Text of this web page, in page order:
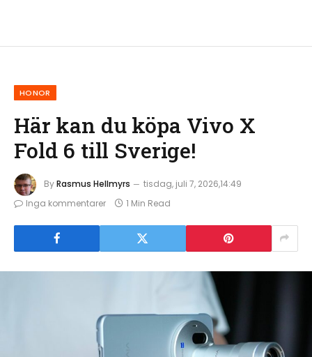
HONOR
Här kan du köpa Vivo X
Fold 6 till Sverige!
ByRasmus Hellmyrs
tisdag, juli 7, 2026,14:49
Inga kommentarer
1 Min Read